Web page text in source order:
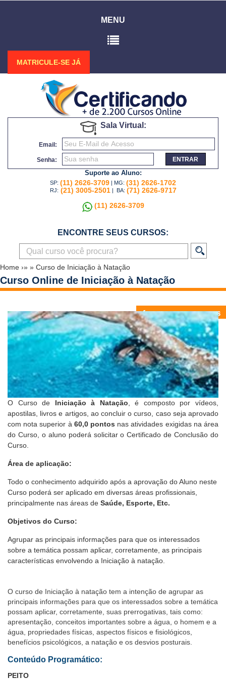
MENU
MATRICULE-SE JÁ
Sala Virtual:
Email:
Senha: ENTRAR
Suporte ao Aluno:
SP: (11) 2626-3709 | MG: (31) 2626-1702
RJ: (21) 3005-2501 | BA: (71) 2626-9717
(11) 2626-3709
ENCONTRE SEUS CURSOS:
Home ›» » Curso de Iniciação à Natação
Curso Online de Iniciação à Natação
O Curso de Iniciação à Natação , é composto por vídeos,
apostilas, livros e artigos, ao concluir o curso, caso seja aprovado
com nota superior à 60,0 pontos nas atividades exigidas na área
do Curso, o aluno poderá solicitar oCertificado de Conclusão do
Curso
Área de aplicação:
Todo o conhecimento adquirido após a aprovação do Aluno neste
Curso poderá ser aplicado em diversas áreas profissionais,
principalmente nas áreas de Saúde, Esporte, Etc.
Objetivos do Curso:
Agrupar as principais informações para que os interessados
sobre a temática possam aplicar, corretamente, as principais
características envolvendo a Iniciação à natação.
O curso de Iniciação à natação tem a intenção de agrupar as
principais informações para que os interessados sobre a temática
possam aplicar, corretamente, suas prerrogativas, tais como:
apresentação, conceitos importantes sobre a água, o homem e a
água, propriedades físicas, aspectos físicos e fisiológicos,
benefícios psicológicos, a natação e os desvios posturais.
Conteúdo Programático:
PEITO